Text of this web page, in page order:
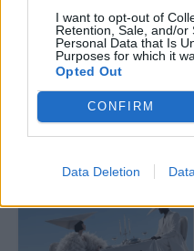
I want to opt-out of
Retention, Sale, and/or
Personal Data that Is
Purposes for which it
Opted Out
CONFIRM
Data Deletion
Πρεμιέρα vidcast για
τις «Τυπολογίες» με
Παύλο Μαρινάκη